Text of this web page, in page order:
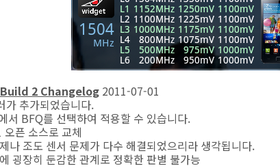
2 Changelog 2011-07-01
가 추가되었습니다.
서 BFQ를 선택하여 적용할 수 있습니다.
픈 소스로 교체
나 조도 센서 문제가 다수 해결되었으리라 생각됩니다.
굉장히 둔감한 관계로 정확한 판별 불가능